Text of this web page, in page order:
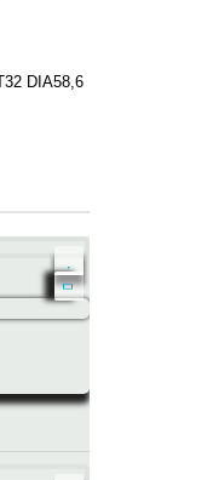
DIA58,6